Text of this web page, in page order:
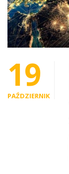
19
PAŹDZIERNIK